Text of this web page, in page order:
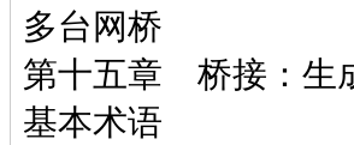
多台网桥
第十五章 桥接：生
基本术语